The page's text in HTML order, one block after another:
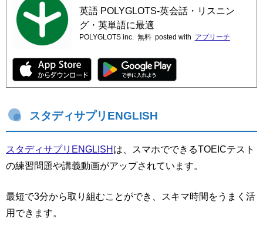
英語 POLYGLOTS-英会話・リスニン
グ・英単語に最適
POLYGLOTS inc. 無料 posted with アプリーチ
スタディサプリENGLISH
スタディサプリENGLISH は、スマホでできるTOEICテスト
の練習問題や講義動画がアップされています。
最短で3分から取り組むことができ、スキマ時間をうまく活
用できます。